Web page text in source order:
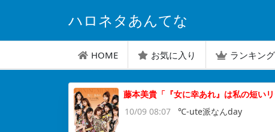
ハロネタあんてな
HOME お気に入り ランキング
藤本美貴「『女に幸あれ』は私の短い
10/09 08:07
℃-ute派なんday